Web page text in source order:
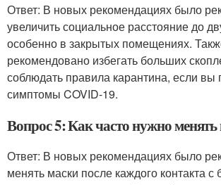
Ответ: В новых рекомендациях было
увеличить социальное расстояние до
особенно в закрытых помещениях.
рекомендовано избегать больших
соблюдать правила карантина, если вы
симптомы COVID-19.
Вопрос 5: Как часто нужно
Ответ: В новых рекомендациях было
менять маски после каждого контакта